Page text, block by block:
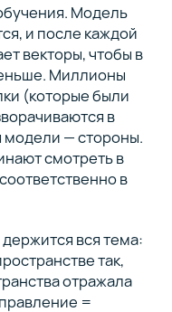
Модель
и после каждой
векторы, чтобы в
Миллионы
(которые были
в
модели — стороны.
смотреть в
в
вся тема:
так,
отражала
=